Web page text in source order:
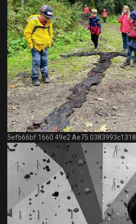
5efb66bf 1660 49e2 Ae75 0383993c1318